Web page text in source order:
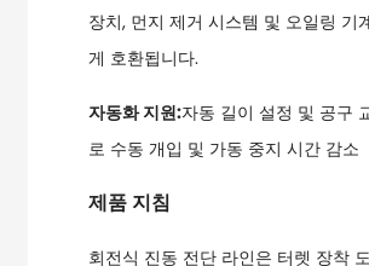
장치, 먼지 제거 시스템 및 오일링 기
게 호환됩니다.
자동화 지원:자동 길이 설정 및 공구
로 수동 개입 및 가동 중지 시간 감소
제품 지침
회전식 진동 전단 라인은 터렛 장착